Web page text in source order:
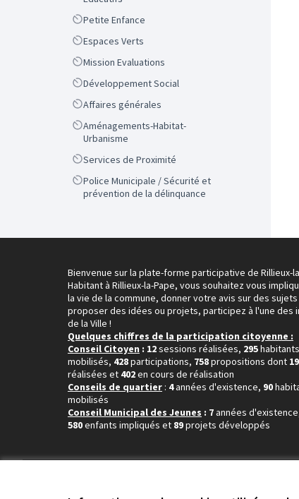
ScopePetite Enfance
ScopeEspaces Verts
ScopeMission Evaluations
ScopeDéveloppement Social
ScopeAffaires générales
Scope
Aménagements-Habitat-
Urbanisme
ScopeServices de Proximité
Scope
Police Municipale / Sécurité et
prévention de la délinquance
Bienvenue sur la plate-forme participative de Rillieux-
Habitant à Rillieux-la-Pape, vous souhaitez vous
la vie de la commune, donner votre avis sur des
proposer des idées ou projets, participez à l'une des
de la Ville !
Quelques chiffres de la participation citoyenne :
Conseil Citoyen : 12sessions réalisées, 295habitants
mobilisés, 428participations, 758propositions dont
réalisées et 402en cours de réalisation
Conseils de quartier : 4années d'existence, 90
mobilisés
Conseil Municipal des Jeunes : 7années
580enfants impliqués et 89projets développés